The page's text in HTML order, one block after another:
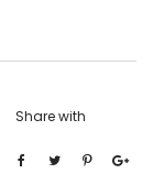
Share with